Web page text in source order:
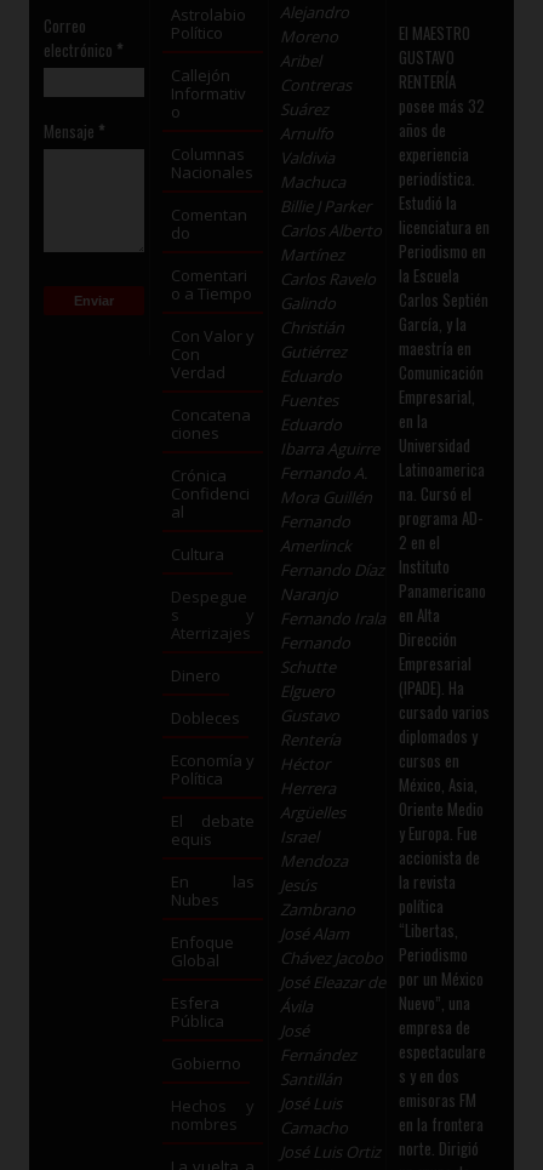
Correo
electrónico *
Mensaje *
Astrolabio
Político
Callejón
Informativ
o
Columnas
Nacionales
Comentan
do
Comentari
o a Tiempo
Con Valor y
Con
Verdad
Concatena
ciones
Crónica
Confidenci
al
Cultura
Despegue
s y
Aterrizajes
Dinero
Dobleces
Economía y
Política
El debate
equis
En las
Nubes
Enfoque
Global
Esfera
Pública
Gobierno
Hechos y
nombres
Alejandro
Moreno
Aribel
Contreras
Suárez
Arnulfo
Valdivia
Machuca
Billie J Parker
Carlos Alberto
Martínez
Carlos Ravelo
Galindo
Christián
Gutiérrez
Eduardo
Fuentes
Eduardo
Ibarra Aguirre
Fernando A.
Mora Guillén
Fernando
Amerlinck
Fernando Díaz
Naranjo
Fernando Irala
Fernando
Schutte
Elguero
Gustavo
Rentería
Héctor
Herrera
Argüelles
Israel
Mendoza
Jesús
Zambrano
José Alam
Chávez Jacobo
José Eleazar de
Ávila
José
Fernández
Santillán
José Luis
Camacho
José Luis Ortiz
El MAESTRO
GUSTAVO
RENTERÍA
posee más 32
años de
experiencia
periodística.
Estudió la
licenciatura en
Periodismo en
la Escuela
Carlos Septién
García, y la
maestría en
Comunicación
Empresarial,
en la
Universidad
Latinoamerica
na. Cursó el
programa AD-
2 en el
Instituto
Panamericano
en Alta
Dirección
Empresarial
(IPADE). Ha
cursado varios
diplomados y
cursos en
México, Asia,
Oriente Medio
y Europa. Fue
accionista de
la revista
política
“Libertas,
Periodismo
por un México
Nuevo”, una
empresa de
espectaculare
s y en dos
emisoras FM
en la frontera
norte. Dirigió